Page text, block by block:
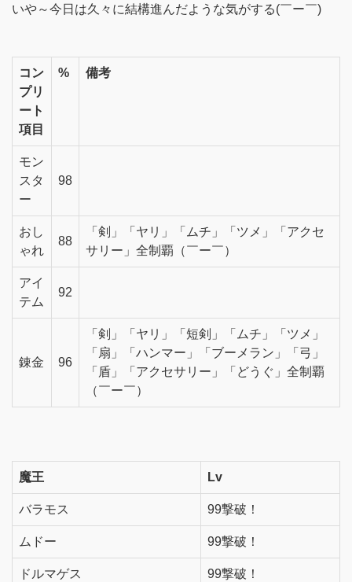
いや～今日は久々に結構進んだような気がする(￣ー￣)
コン
プリ
ート
項目
% 備考
モン
スタ
ー
98
おし
ゃれ
88
「剣」「ヤリ」「ムチ」「ツメ」「アクセ
サリー」全制覇（￣ー￣）
アイ
テム
92
錬金 96
「剣」「ヤリ」「短剣」「ムチ」「ツメ」
「扇」「ハンマー」「ブーメラン」「弓」
「盾」「アクセサリー」「どうぐ」全制覇
（￣ー￣）
魔王 Lv
バラモス 99撃破！
ムドー 99撃破！
ドルマゲス 99撃破！